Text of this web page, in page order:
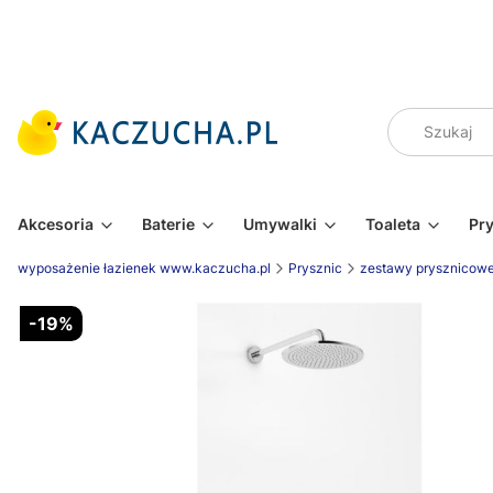
Akcesoria Baterie Umywalki Toaleta
wyposażenie łazienek www.kaczucha.pl Prysznic zestawy
-19%